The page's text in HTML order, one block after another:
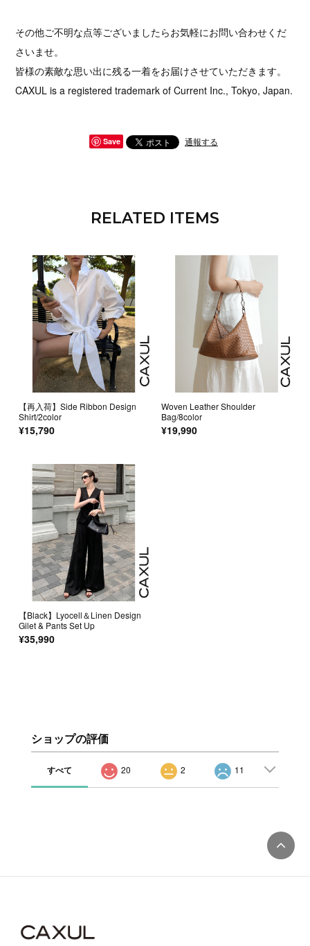
その他ご不明な点等ございましたらお気軽にお問い合わせくだ
さいませ。
皆様の素敵な思い出に残る一着をお届けさせていただきます。
CAXUL is a registered trademark of Current Inc., Tokyo, Japan.
Save 通報する
RELATED ITEMS
【再入荷】Side Ribbon Design
Shirt/2color
¥15,790
Woven Leather Shoulder
Bag/8color
¥19,990
【Black】Lyocell＆Linen Design
Gilet & Pants Set Up
¥35,990
ショップの評価
すべて 20 2 11